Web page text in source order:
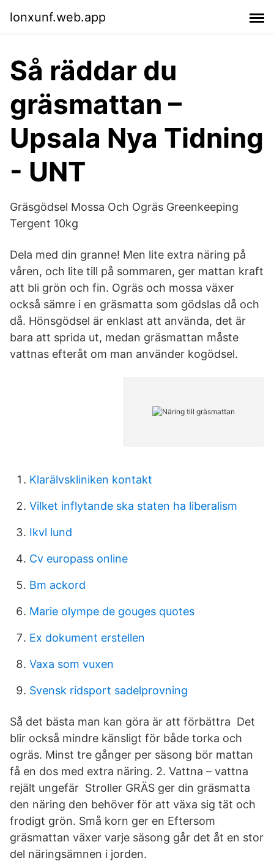
lonxunf.web.app
Så räddar du
gräsmattan –
Upsala Nya Tidning
- UNT
Gräsgödsel Mossa Och Ogräs Greenkeeping
Tergent 10kg
Dela med din granne! Men lite extra näring på
våren, och lite till på sommaren, ger mattan kraft
att bli grön och fin. Ogräs och mossa växer
också sämre i en gräsmatta som gödslas då och
då. Hönsgödsel är enklast att använda, det är
bara att sprida ut, medan gräsmattan måste
vattnas efteråt om man använder kogödsel.
Klarälvskliniken kontakt
Vilket inflytande ska staten ha liberalism
Ikvl lund
Cv europass online
Bm ackord
Marie olympe de gouges quotes
Ex dokument erstellen
Vaxa som vuxen
Svensk ridsport sadelprovning
Så det bästa man kan göra är att förbättra Det
blir också mindre känsligt för både torka och
ogräs. Minst tre gånger per säsong bör mattan
få en dos med extra näring. 2. Vattna – vattna
rejält ungefär Stroller GRÄS ger din gräsmatta
den näring den behöver för att växa sig tät och
frodigt grön. Små korn ger en Eftersom
gräsmattan växer varje säsong går det åt en stor
del näringsämnen i jorden.